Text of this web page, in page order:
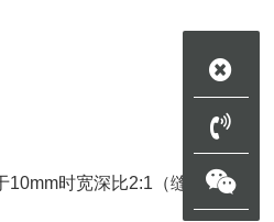
时宽深比2:1（缝深最